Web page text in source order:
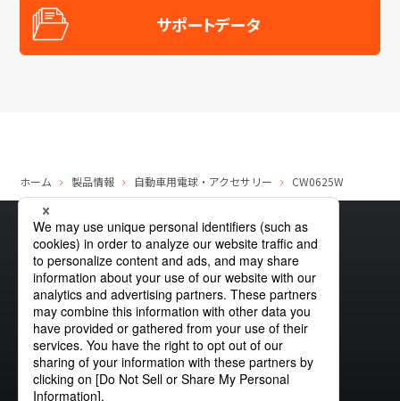
サポートデータ
ホーム 製品情報 自動車用電球・アクセサリー CW0625W
サイトマップ グローバルプライバシーポリシー
クッキーポリシーサイトポリシーお問い合わせ